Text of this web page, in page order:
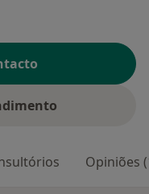
Opiniões